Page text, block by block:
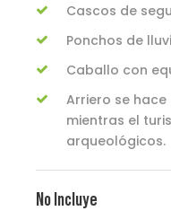
Cascos de
Ponchos de
Caballo con
Arriero se
mientras el
arqueológicos.
No Incluye